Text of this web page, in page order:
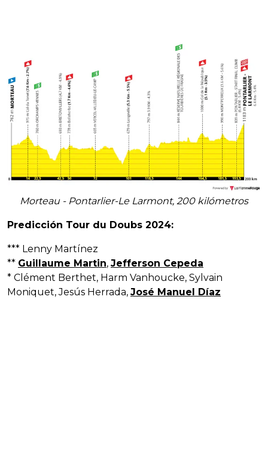
Morteau - Pontarlier-Le Larmont, 200 kilómetros
Predicción Tour du Doubs 2024:
*** Lenny Martínez
** Guillaume Martin, Jefferson Cepeda
* Clément Berthet, Harm Vanhoucke, Sylvain
Moniquet, Jesús Herrada, José Manuel Díaz